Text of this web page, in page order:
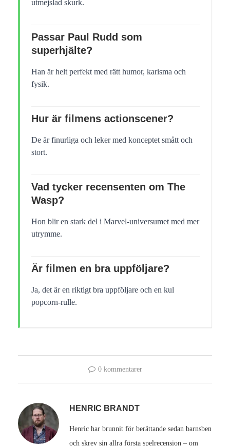
utmejslad skurk.
Passar Paul Rudd som
superhjälte?
Han är helt perfekt med rätt humor, karisma och
fysik.
Hur är filmens actionscener?
De är finurliga och leker med konceptet smått och
stort.
Vad tycker recensenten om The
Wasp?
Hon blir en stark del i Marvel-universumet med mer
utrymme.
Är filmen en bra uppföljare?
Ja, det är en riktigt bra uppföljare och en kul
popcorn-rulle.
0 kommentarer
HENRIC BRANDT
Henric har brunnit för berättande sedan barnsben
och skrev sin allra första spelrecension – om